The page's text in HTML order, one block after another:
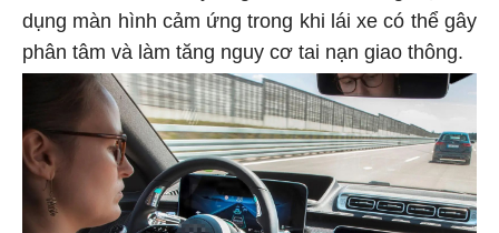
dụng màn hình cảm ứng trong khi lái xe có thể gây
phân tâm và làm tăng nguy cơ tai nạn giao thông.